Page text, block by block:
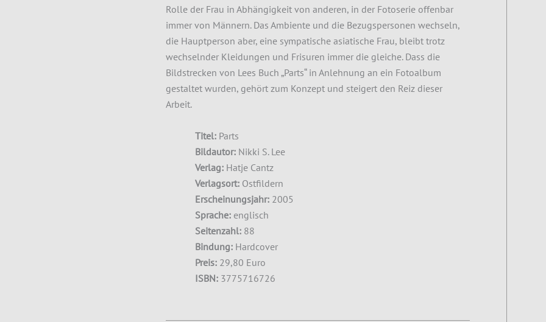
Rolle der Frau in Abhängigkeit von anderen, in der Fotoserie offenbar
immer von Männern. Das Ambiente und die Bezugspersonen wechseln,
die Hauptperson aber, eine sympatische asiatische Frau, bleibt trotz
wechselnder Kleidungen und Frisuren immer die gleiche. Dass die
Bildstrecken von Lees Buch „Parts“ in Anlehnung an ein Fotoalbum
gestaltet wurden, gehört zum Konzept und steigert den Reiz dieser
Arbeit.
Titel: Parts
Bildautor: Nikki S. Lee
Verlag: Hatje Cantz
Verlagsort: Ostfildern
Erscheinungsjahr: 2005
Sprache: englisch
Seitenzahl: 88
Bindung: Hardcover
Preis: 29,80 Euro
ISBN: 3775716726